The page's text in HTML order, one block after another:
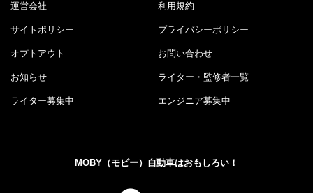
運営会社 利用規約
サイトポリシー プライバシーポリシー
オプトアウト お問い合わせ
お知らせ ライター・監修者一覧
ライター募集中 エンジニア募集中
MOBY（モビー）自動車はおもしろい！